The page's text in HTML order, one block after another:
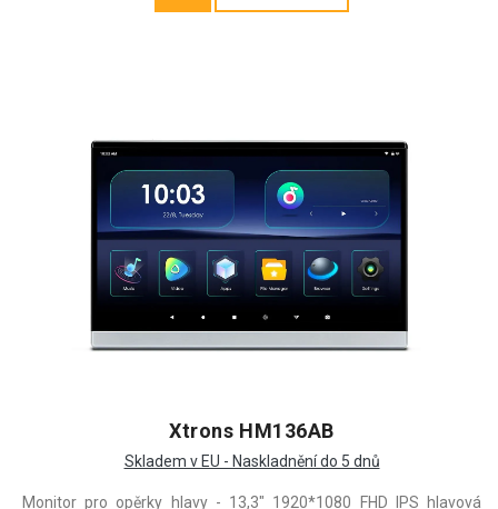
Xtrons HM136AB
Skladem v EU - Naskladnění do 5 dnů
Monitor pro opěrky hlavy - 13,3" 1920*1080 FHD IPS hlavová